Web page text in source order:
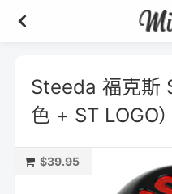
Steeda 福克斯
色 + ST LOGO）
$39.95